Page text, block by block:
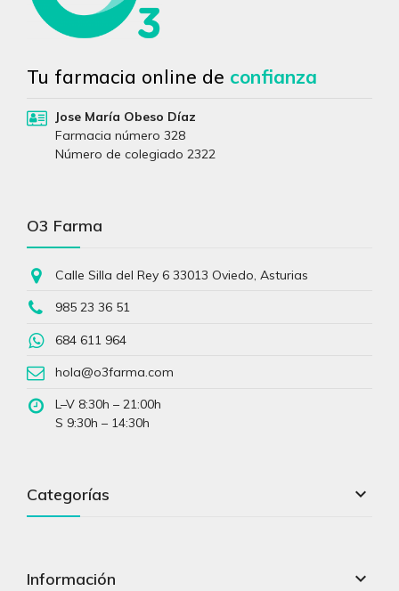
Tu farmacia online de confianza
Jose María Obeso Díaz
Farmacia número 328
Número de colegiado 2322
O3 Farma
Calle Silla del Rey 6 33013 Oviedo, Asturias
985 23 36 51
684 611 964
hola@o3farma.com
L–V 8:30h – 21:00h
S 9:30h – 14:30h
Categorías 
Información 